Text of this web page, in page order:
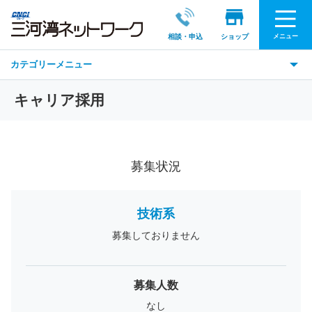
相談・申込 ショップ メニュー
カテゴリーメニュー
キャリア採用
募集状況
技術系
募集しておりません
募集人数
なし